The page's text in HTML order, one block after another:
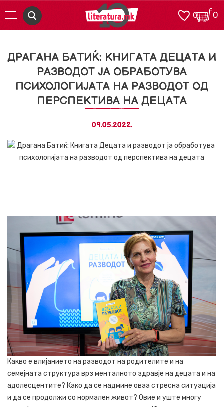
0
0
ДРАГАНА БАТИЌ: КНИГАТА ДЕЦАТА И
РАЗВОДОТ ЈА ОБРАБОТУВА
ПСИХОЛОГИЈАТА НА РАЗВОДОТ ОД
ПЕРСПЕКТИВА НА ДЕЦАТА
09.05.2022.
Какво е влијанието на разводот на родителите и на
семејната структура врз менталното здравје на децата и на
адолесцентите? Како да се надмине оваа стресна ситуација
и да се продолжи со нормален живот? Овие и уште многу